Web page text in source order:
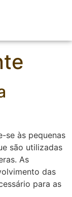
se às pequenas
são utilizadas
As
das
para as